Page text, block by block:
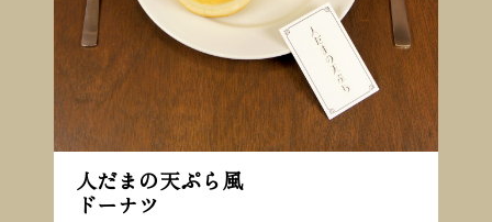
人だまの天ぷら風
ドーナツ